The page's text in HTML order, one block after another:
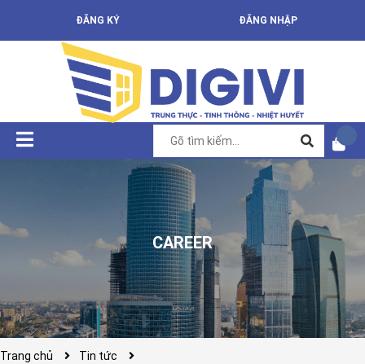
ĐĂNG KÝ ĐĂNG NHẬP
CAREER
Trang chủ
Tin tức